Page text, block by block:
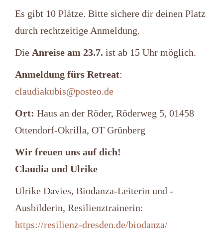
Es gibt 10 Plätze. Bitte sichere dir deinen Platz
durch rechtzeitige Anmeldung.
Die Anreise am 23.7. ist ab 15 Uhr möglich.
Anmeldung fürs Retreat:
claudiakubis@posteo.de
Ort: Haus an der Röder, Röderweg 5, 01458
Ottendorf-Okrilla, OT Grünberg
Wir freuen uns auf dich!
Claudia und Ulrike
Ulrike Davies, Biodanza-Leiterin und -
Ausbilderin, Resilienztrainerin:
https://resilienz-dresden.de/biodanza/